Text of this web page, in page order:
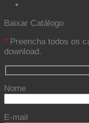
Baixar Catálogo
* Preencha todos os
download.
Nome
E-mail